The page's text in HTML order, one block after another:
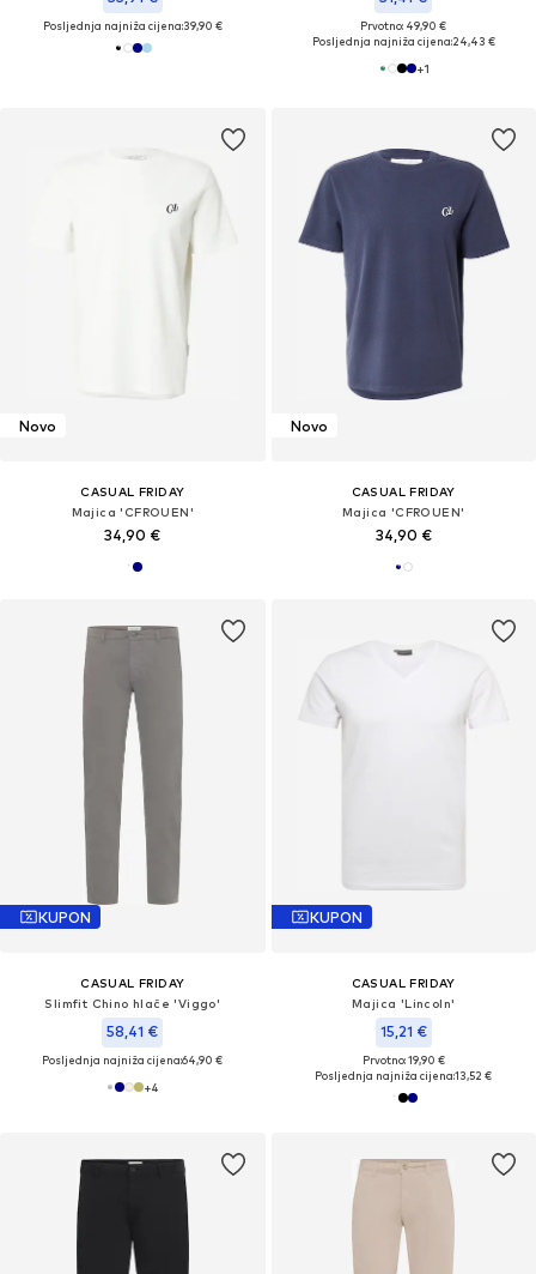
Posljednja najniža cijena:39,90 €
Prvotno: 49,90 €
Posljednja najniža cijena:24,43 €
+1
Novo
CASUAL FRIDAY
Majica 'CFROUEN'
34,90 €
Novo
CASUAL FRIDAY
Majica 'CFROUEN'
34,90 €
KUPON
CASUAL FRIDAY
Slimfit Chino hlače 'Viggo'
58,41 €
Posljednja najniža cijena:64,90 €
+4
KUPON
CASUAL FRIDAY
Majica 'Lincoln'
15,21 €
Prvotno: 19,90 €
Posljednja najniža cijena:13,52 €